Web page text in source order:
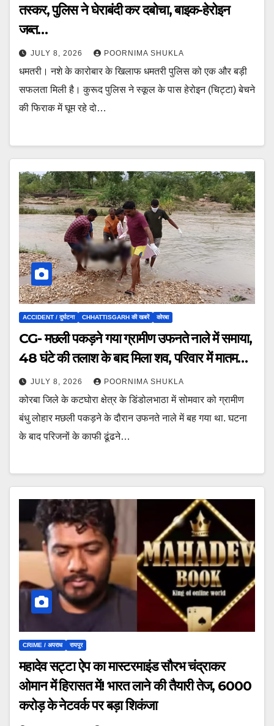
तस्कर, पुलिस ने घेराबंदी कर दबोचा, बाइक-हेरोइन
जब्त…
JULY 8, 2026 POORNIMA SHUKLA
धमतरी। नशे के कारोबार के खिलाफ धमतरी पुलिस को एक और बड़ी
सफलता मिली है। कुरूद पुलिस ने स्कूल के पास हेरोइन (चिट्टा) बेचने
की फिराक में घूम रहे दो…
ACCIDENT / दुर्घटना CHHATTISGARH की खबरें कोरबा
CG- मछली पकड़ने गया ग्रामीण उफनते नाले में समाया,
48 घंटे की तलाश के बाद मिला शव, परिवार में मातम…
JULY 8, 2026 POORNIMA SHUKLA
कोरबा जिले के कटघोरा क्षेत्र के डिंडोलभाठा में सोमवार को ग्रामीण
बंधु लोहार मछली पकड़ने के दौरान उफनते नाले में बह गया था. घटना
के बाद परिजनों के काफी ढूंढने…
CRIME / अपराध रायपुर
महादेव सट्टा ऐप का मास्टरमाइंड सौरभ चंद्राकर
ओमान में हिरासत में! भारत लाने की तैयारी तेज, 6000
करोड़ के नेटवर्क पर बड़ा शिकंजा